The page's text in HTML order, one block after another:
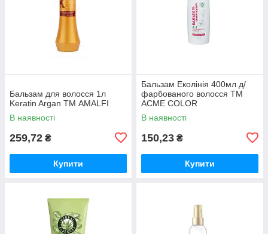
Бальзам для волосся 1л
Keratin Argan ТМ AMALFI
В наявності
259,72 ₴
Купити
Бальзам Еколінія 400мл д/
фарбованого волосся ТМ
ACME COLOR
В наявності
150,23 ₴
Купити